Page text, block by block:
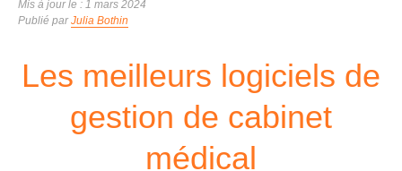
Mis à jour le : 1 mars 2024
Publié parJulia Bothin
Les meilleurs logiciels de
gestion de cabinet
médical